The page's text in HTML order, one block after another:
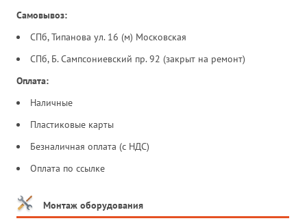
Самовывоз:
СПб, Типанова ул. 16 (м) Московская
СПб, Б. Сампсониевский пр. 92 (закрыт на ремонт)
Оплата:
Наличные
Пластиковые карты
Безналичная оплата (с НДС)
Оплата по ссылке
Монтаж оборудования